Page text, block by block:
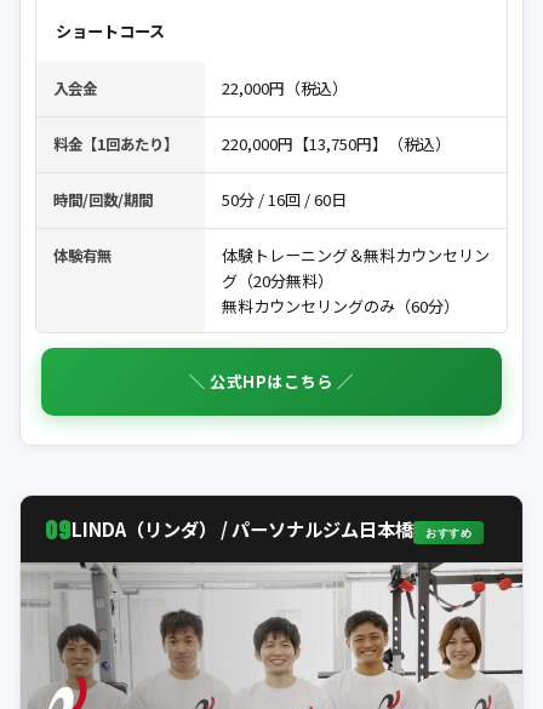
ショートコース
入会金 22,000円（税込）
料金【1回あたり】 220,000円【13,750円】（税込）
時間/回数/期間 50分 / 16回 / 60日
体験有無
体験トレーニング＆無料カウンセリン
グ（20分無料）
無料カウンセリングのみ（60分）
＼ 公式HPはこちら ／
09LINDA（リンダ） / パーソナルジム日本橋 おすすめ